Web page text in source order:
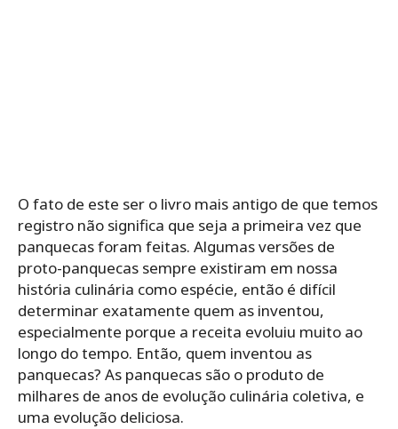
O fato de este ser o livro mais antigo de que temos
registro não significa que seja a primeira vez que
panquecas foram feitas. Algumas versões de
proto-panquecas sempre existiram em nossa
história culinária como espécie, então é difícil
determinar exatamente quem as inventou,
especialmente porque a receita evoluiu muito ao
longo do tempo. Então, quem inventou as
panquecas? As panquecas são o produto de
milhares de anos de evolução culinária coletiva, e
uma evolução deliciosa.